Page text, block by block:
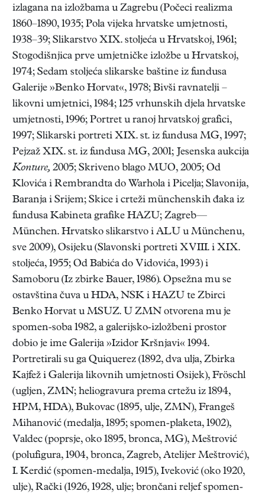
izlagana na izložbama u Zagrebu (Počeci realizma
1860–1890, 1935; Pola vijeka hrvatske umjetnosti,
1938–39; Slikarstvo XIX. stoljeća u Hrvatskoj, 1961;
Stogodišnjica prve umjetničke izložbe u Hrvatskoj,
1974; Sedam stoljeća slikarske baštine iz fundusa
Galerije »Benko Horvat«, 1978; Bivši ravnatelji –
likovni umjetnici, 1984; 125 vrhunskih djela hrvatske
umjetnosti, 1996; Portret u ranoj hrvatskoj grafici,
1997; Slikarski portreti XIX. st. iz fundusa MG, 1997;
Pejzaž XIX. st. iz fundusa MG, 2001; Jesenska aukcija
Konture, 2005; Skriveno blago MUO, 2005; Od
Klovića i Rembrandta do Warhola i Picelja; Slavonija,
Baranja i Srijem; Skice i crteži münchenskih đaka iz
fundusa Kabineta grafike HAZU; Zagreb—
München. Hrvatsko slikarstvo i ALU u Münchenu,
sve 2009), Osijeku (Slavonski portreti XVIII. i XIX.
stoljeća, 1955; Od Babića do Vidovića, 1993) i
Samoboru (Iz zbirke Bauer, 1986). Opsežna mu se
ostavština čuva u HDA, NSK i HAZU te Zbirci
Benko Horvat u MSUZ. U ZMN otvorena mu je
spomen-soba 1982, a galerijsko-izložbeni prostor
dobio je ime Galerija »Izidor Kršnjavi« 1994.
Portretirali su ga Quiquerez (1892, dva ulja, Zbirka
Kajfež i Galerija likovnih umjetnosti Osijek), Fröschl
(ugljen, ZMN; heliogravura prema crtežu iz 1894,
HPM, HDA), Bukovac (1895, ulje, ZMN), Frangeš
Mihanović (medalja, 1895; spomen-plaketa, 1902),
Valdec (poprsje, oko 1895, bronca, MG), Meštrović
(polufigura, 1904, bronca, Zagreb, Atelijer Meštrović),
I. Kerdić (spomen-medalja, 1915), Iveković (oko 1920,
ulje), Rački (1926, 1928, ulje; brončani reljef spomen-